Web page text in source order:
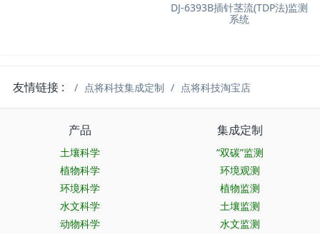
DJ-6393B插针茎流(TDP法)监测
系统
友情链接 : 点将科技集成定制 点将科技淘宝店
产品
土壤科学
植物科学
环境科学
水文科学
动物科学
集成定制
“双碳”监测
环境观测
植物监测
土壤监测
水文监测